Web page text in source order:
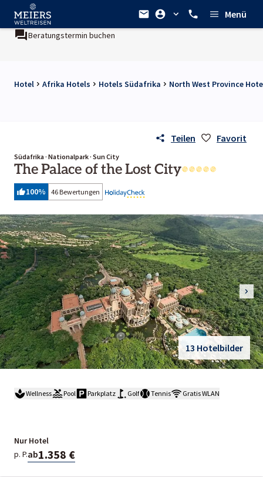
Menü
Beratungstermin buchen
Hotel Afrika Hotels Hotels Südafrika North West Province
Teilen Favorit
Südafrika · Nationalpark · Sun City
The Palace of the Lost City
100% 46 Bewertungen
13 Hotelbilder
Wellness Pool Parkplatz Golf Tennis Gratis WLAN
Nur Hotel
p. P.ab1.358 €